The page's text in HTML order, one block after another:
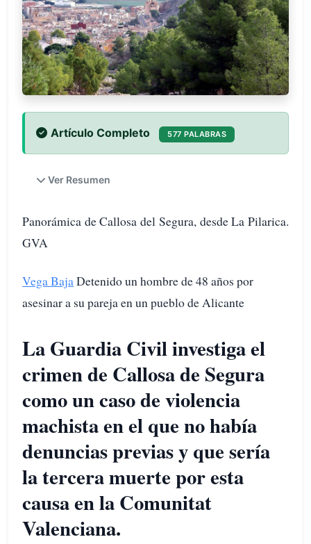
Artículo Completo 577 PALABRAS
Ver Resumen
Panorámica de Callosa del Segura, desde La Pilarica.
GVA
Vega BajaDetenido un hombre de 48 años por
asesinar a su pareja en un pueblo de Alicante
La Guardia Civil investiga el
crimen de Callosa de Segura
como un caso de violencia
machista en el que no había
denuncias previas y que sería
la tercera muerte por esta
causa en la Comunitat
Valenciana.